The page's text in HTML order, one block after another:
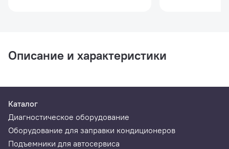
Описание и характеристики
Каталог
Диагностическое оборудование
Оборудование для заправки кондиционеров
Подъемники для автосервиса